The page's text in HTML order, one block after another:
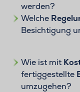
werden?
Welche
Besichtigung
Wie ist mit
fertiggestellte
umzugehen?